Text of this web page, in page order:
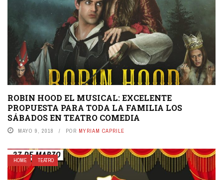
ROBIN HOOD EL MUSICAL: EXCELENTE
PROPUESTA PARA TODA LA FAMILIA LOS
SÁBADOS EN TEATRO COMEDIA
MAYO 9, 2018 POR MYRIAM CAPRILE
HOME TEATRO